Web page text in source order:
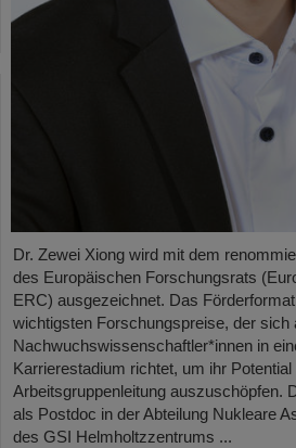
Dr. Zewei Xiong wird mit dem
des Europäischen Forschungsrats
ERC) ausgezeichnet. Das
wichtigsten Forschungspreise, der sich
Nachwuchswissenschaftler*innen in
Karrierestadium richtet, um ihr Potential
Arbeitsgruppenleitung auszuschöpfen.
als Postdoc in der Abteilung Nukleare
des GSI Helmholtzzentrums ...